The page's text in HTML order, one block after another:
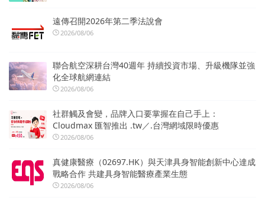
遠傳召開2026年第二季法說會
2026/08/06
聯合航空深耕台灣40週年 持續投資市場、升級機隊並強
化全球航網連結
2026/08/06
社群觸及會變，品牌入口要掌握在自己手上：
Cloudmax 匯智推出 .tw／.台灣網域限時優惠
2026/08/06
真健康醫療（02697.HK）與天津具身智能創新中心達成
戰略合作 共建具身智能醫療產業生態
2026/08/06